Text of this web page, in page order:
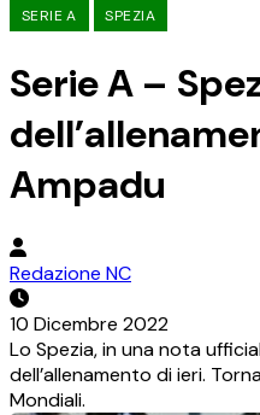
SERIE A SPEZIA
Serie A –
Ampadu
Redazione NC
10 Dicembre 2022
Lo Spezia, in una nota
dell’allenamento di ieri.
Mondiali.